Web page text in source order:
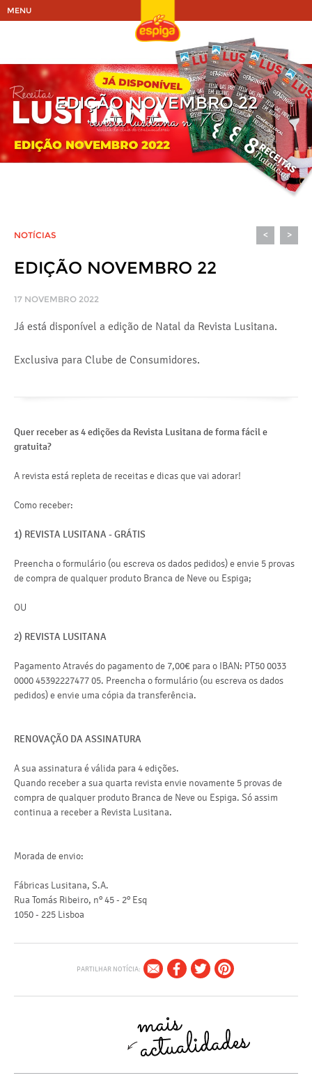
MENU
EDIÇÃO NOVEMBRO 22
revista lusitana nº 79
NOTÍCIAS < >
EDIÇÃO NOVEMBRO 22
17 NOVEMBRO 2022
Já está disponível a edição de Natal da Revista Lusitana.
Exclusiva para Clube de Consumidores.
Quer receber as 4 edições da Revista Lusitana de forma fácil e
gratuita?
A revista está repleta de receitas e dicas que vai adorar!
Como receber:
1) REVISTA LUSITANA - GRÁTIS
Preencha o formulário (ou escreva os dados pedidos) e envie 5 provas
de compra de qualquer produto Branca de Neve ou Espiga;
OU
2) REVISTA LUSITANA
Pagamento Através do pagamento de 7,00€ para o IBAN: PT50 0033
0000 45392227477 05. Preencha o formulário (ou escreva os dados
pedidos) e envie uma cópia da transferência.
RENOVAÇÃO DA ASSINATURA
A sua assinatura é válida para 4 edições.
Quando receber a sua quarta revista envie novamente 5 provas de
compra de qualquer produto Branca de Neve ou Espiga. Só assim
continua a receber a Revista Lusitana.
Morada de envio:
Fábricas Lusitana, S.A.
Rua Tomás Ribeiro, nº 45 - 2º Esq
1050 - 225 Lisboa
PARTILHAR NOTÍCIA: